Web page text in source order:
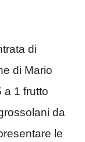
di
di Mario
a 1 frutto
da
le